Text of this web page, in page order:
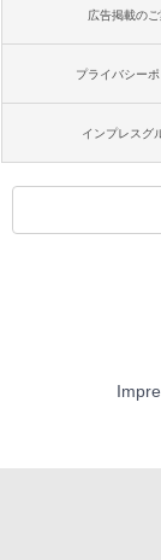
広告掲載の
プライバシー
インプレスグ